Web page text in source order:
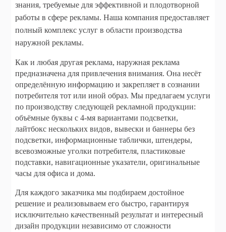
знания, требуемые для эффективной и плодотворной
работы в сфере рекламы. Наша компания предоставляет
полный комплекс услуг в области производства
наружной рекламы.
Как и любая другая реклама, наружная реклама
предназначена для привлечения внимания. Она несёт
определённую информацию и закрепляет в сознании
потребителя тот или иной образ. Мы предлагаем услуги
по производству следующей рекламной продукции:
объёмные буквы с 4-мя вариантами подсветки,
лайтбокс нескольких видов, вывески и баннеры без
подсветки, информационные таблички, штендеры,
всевозможные уголки потребителя, пластиковые
подставки, навигационные указатели, оригинальные
часы для офиса и дома.
Для каждого заказчика мы подбираем достойное
решение и реализовываем его быстро, гарантируя
исключительно качественный результат и интересный
дизайн продукции независимо от сложности